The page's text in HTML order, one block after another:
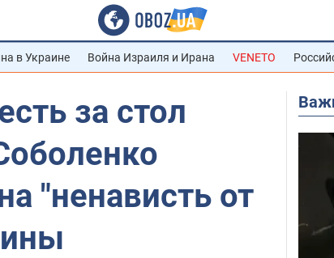
в Украине Война Израиля и Ирана VENETO
за стол
"ненависть от